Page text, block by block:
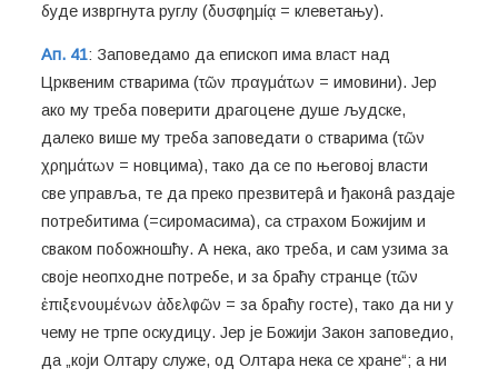
буде извргнута руглу (δυσφημίᾳ = клеветању).
Ап. 41: Заповедамо да епископ има власт над
Црквеним стварима (τῶν πραγμάτων = имовини). Јер
ако му треба поверити драгоцене душе људске,
далеко више му треба заповедати о стварима (τῶν
χρημάτων = новцима), тако да се по његовој власти
све управља, те да преко презвитерâ и ђаконâ раздаје
потребитима (=сиромасима), са страхом Божијим и
сваком побожношћу. А нека, ако треба, и сам узима за
своје неопходне потребе, и за браћу странце (τῶν
ἐπιξενουμένων ἀδελφῶν = за браћу госте), тако да ни у
чему не трпе оскудицу. Јер је Божији Закон заповедио,
да „који Олтару служе, од Олтара нека се хране“; а ни